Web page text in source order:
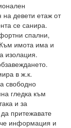
девети етаж от
се санира.
спални,
имота има и
изолация.
в ж.к.
свободно
гледка към
и за
притежавате
информация и